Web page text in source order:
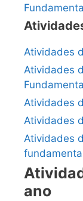
Atividades
Atividades
Atividades
Atividades
Atividades
ano